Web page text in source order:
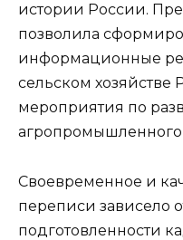
истории России.
позволила
информационные
сельском хозяйстве
мероприятия по
агропромышленного
Своевременное и
переписи зависело
подготовленности